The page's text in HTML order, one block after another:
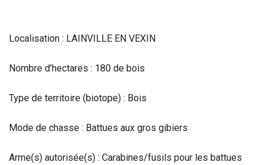
Localisation : LAINVILLE EN VEXIN
Nombre d’hectares : 180 de bois
Type de territoire (biotope) : Bois
Mode de chasse : Battues aux gros gibiers
Arme(s) autorisée(s) : Carabines/fusils pour les battues